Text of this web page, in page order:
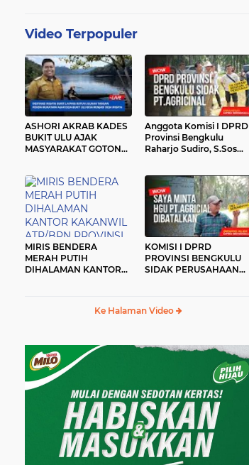
Video Terpopuler
ASHORI AKRAB KADES
BUKIT ULU AJAK
MASYARAKAT GOTONG
Anggota Komisi I DPRD
Provinsi Bengkulu
Raharjo Sudiro, S.Sos
MIRIS BENDERA
MERAH PUTIH
DIHALAMAN KANTOR
KOMISI I DPRD
PROVINSI BENGKULU
SIDAK PERUSAHAAN
Ke Halaman Video